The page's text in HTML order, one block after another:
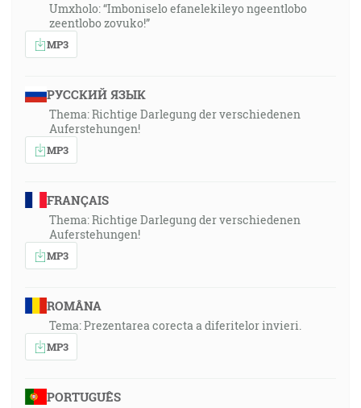
Umxholo: “Imboniselo efanelekileyo ngeentlobo
zeentlobo zovuko!”
MP3
РУССКИЙ ЯЗЫК
Thema: Richtige Darlegung der verschiedenen
Auferstehungen!
MP3
FRANÇAIS
Thema: Richtige Darlegung der verschiedenen
Auferstehungen!
MP3
ROMÂNA
Tema: Prezentarea corecta a diferitelor invieri.
MP3
PORTUGUÊS